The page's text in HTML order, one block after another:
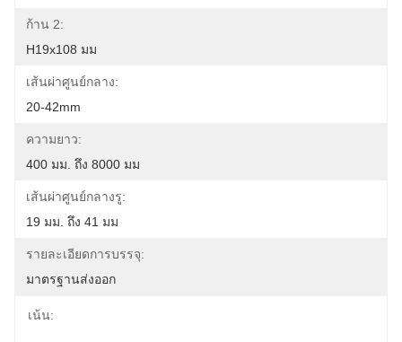
ก้าน 2:
H19x108 มม
เส้นผ่าศูนย์กลาง:
20-42mm
ความยาว:
400 มม. ถึง 8000 มม
เส้นผ่าศูนย์กลางรู:
19 มม. ถึง 41 มม
รายละเอียดการบรรจุ:
มาตรฐานส่งออก
เน้น: